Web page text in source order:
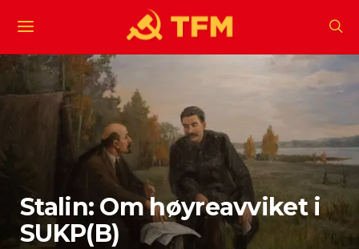
Stalin: Om høyreavviket i
SUKP(B)